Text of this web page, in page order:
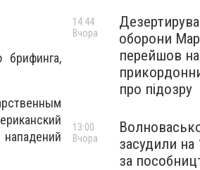
оборони
перейшов
про підозру
14:44
Вчора
засудили
за
13:00
Вчора